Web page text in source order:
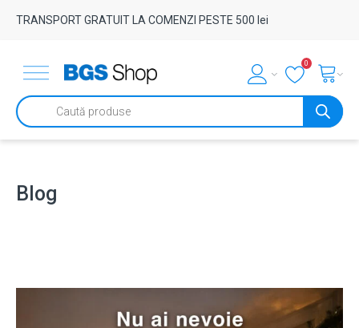
TRANSPORT GRATUIT LA COMENZI PESTE 500 lei
0
Products
search
Blog